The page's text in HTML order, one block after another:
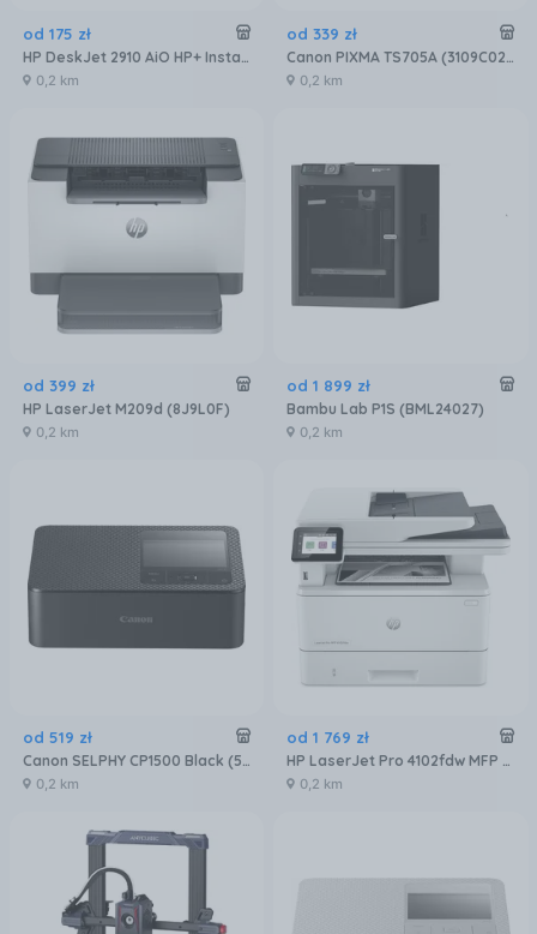
od 175 zł
HP DeskJet 2910 AiO HP+ Instant Ink (89F98B)
0,2 km
od 339 zł
Canon PIXMA TS705A (3109C026)
0,2 km
od 399 zł
HP LaserJet M209d (8J9L0F)
0,2 km
od 1 899 zł
Bambu Lab P1S (BML24027)
0,2 km
od 519 zł
Canon SELPHY CP1500 Black (5539C002)
0,2 km
od 1 769 zł
HP LaserJet Pro 4102fdw MFP (2Z624F)
0,2 km